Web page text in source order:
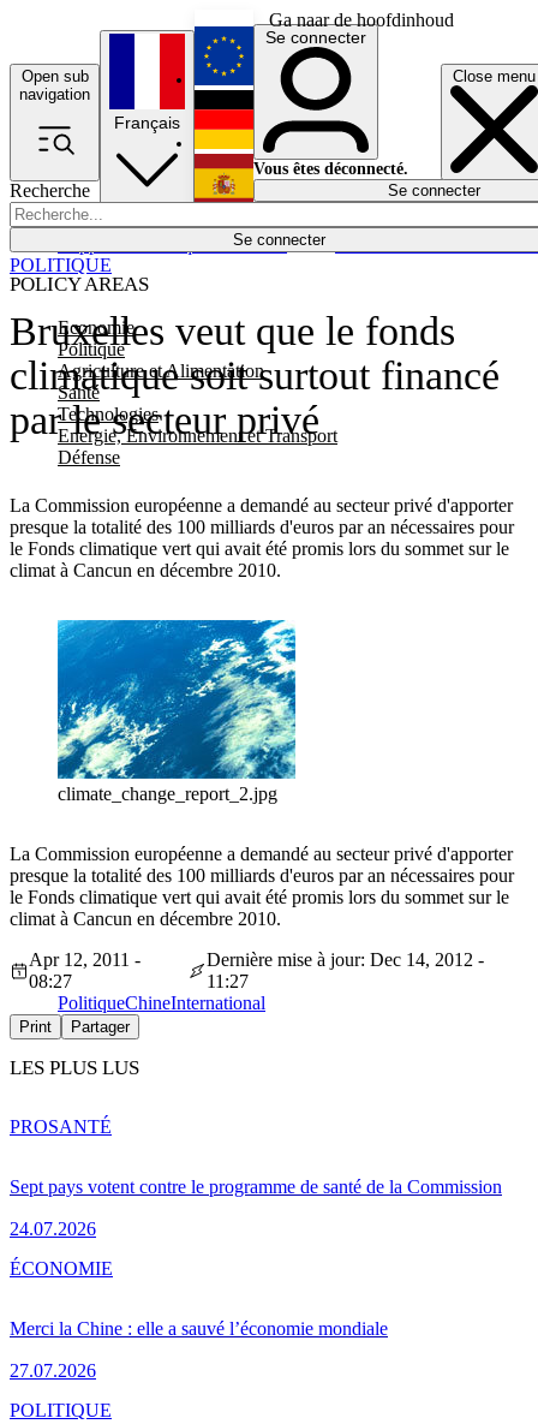
Ga naar de hoofdinhoud
Open sub
navigation
Close menu
Recherche
Se connecter
POLICY AREAS
Economie
Politique
Agriculture et Alimentation
Santé
Technologies
Energie, Environnement et Transport
Défense
Économie
Français
English
Deutsch
Español
Se connecter
Vous êtes déconnecté.
Se connecter
Bruxelles veut que le fonds
climatique soit surtout financé
par le secteur privé
La Commission européenne a demandé au secteur privé d'apporter
presque la totalité des 100 milliards d'euros par an nécessaires pour
le Fonds climatique vert qui avait été promis lors du sommet sur le
climat à Cancun en décembre 2010.
POLITIQUE
climate_change_report_2.jpg
La Commission européenne a demandé au secteur privé d'apporter
presque la totalité des 100 milliards d'euros par an nécessaires pour
le Fonds climatique vert qui avait été promis lors du sommet sur le
climat à Cancun en décembre 2010.
Apr 12, 2011 -
08:27
Dernière mise à jour: Dec 14, 2012 -
11:27
PolitiqueChineInternational
Print Partager
LES PLUS LUS
Sept pays votent contre le programme de santé de la Commission
24.07.2026
PROSANTÉ
Merci la Chine : elle a sauvé l’économie mondiale
27.07.2026
ÉCONOMIE
POLITIQUE